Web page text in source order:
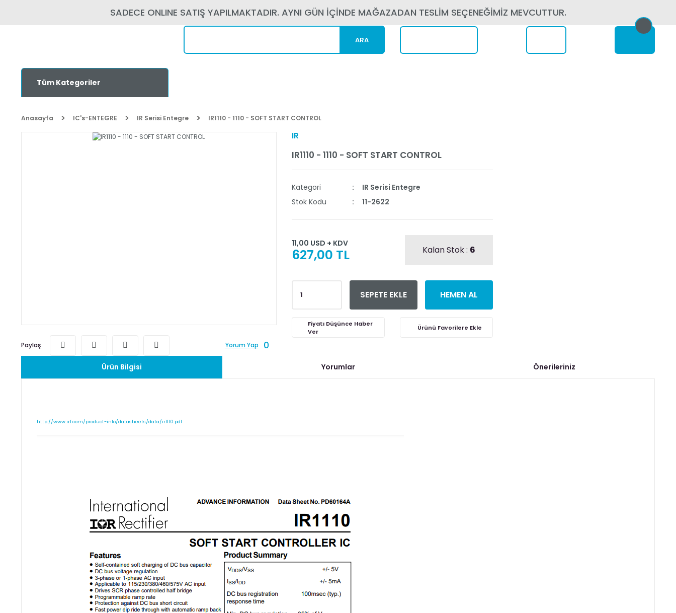
SADECE ONLINE SATIŞ YAPILMAKTADIR. AYNI GÜN İÇİNDE MAĞAZADAN TESLİM SEÇENEĞİMİZ MEVCUTTUR.
ARA
Tüm Kategoriler
Anasayfa IC's-ENTEGRE IR Serisi Entegre IR1110 - 1110 - SOFT START CONTROL
Paylaş Yorum Yap 0
IR
IR1110 - 1110 - SOFT START CONTROL
Kategori
IR Serisi Entegre
Stok Kodu
11-2622
11,00 USD + KDV
627,00 TL Kalan Stok : 6
SEPETE EKLE HEMEN AL
Fiyatı Düşünce Haber
Ver
Ürün Bilgisi Yorumlar Önerileriniz
http://www.irf.com/product-info/datasheets/data/ir1110.pdf